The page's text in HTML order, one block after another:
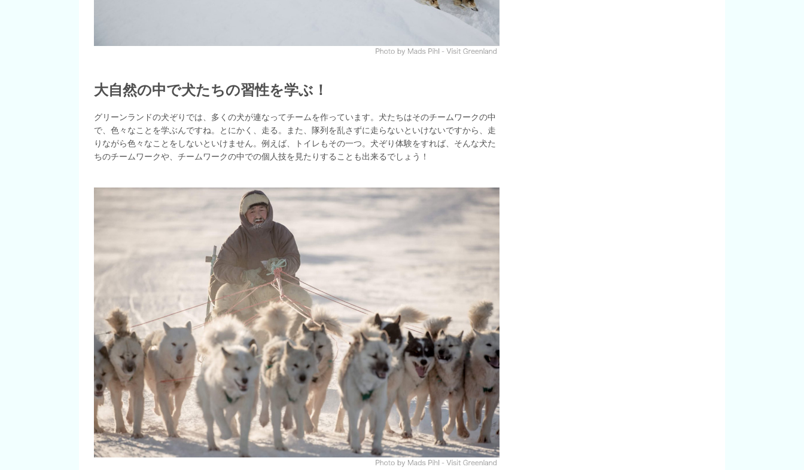
大自然の中で犬たちの習性を学ぶ！
グリーンランドの犬ぞりでは、多くの犬が連なってチームを作っています。犬たちはそのチームワークの中
で、色々なことを学ぶんですね。とにかく、走る。また、隊列を乱さずに走らないといけないですから、走
りながら色々なことをしないといけません。例えば、トイレもその一つ。犬ぞり体験をすれば、そんな犬た
ちのチームワークや、チームワークの中での個人技を見たりすることも出来るでしょう！